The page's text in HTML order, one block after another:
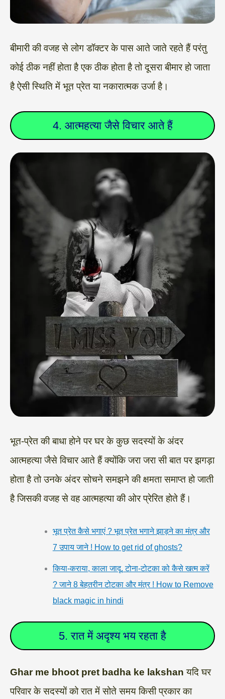
बीमारी की वजह से लोग डॉक्टर के पास आते जाते रहते हैं परंतु
कोई ठीक नहीं होता है एक ठीक होता है तो दूसरा बीमार हो जाता
है ऐसी स्थिति में भूत प्रेत या नकारात्मक उर्जा है।
4. आत्महत्या जैसे विचार आते हैं
भूत-प्रेत की बाधा होने पर घर के कुछ सदस्यों के अंदर
आत्महत्या जैसे विचार आते हैं क्योंकि जरा जरा सी बात पर झगड़ा
होता है तो उनके अंदर सोचने समझने की क्षमता समाप्त हो जाती
है जिसकी वजह से वह आत्महत्या की ओर प्रेरित होते हैं।
भूत प्रेत कैसे भगाएं ? भूत प्रेत भगाने झाड़ने का मंत्र और
7 उपाय जाने ! How to get rid of ghosts?
किया-कराया, काला जादू, टोना-टोटका को कैसे खत्म करें
? जाने 8 बेहतरीन टोटका और मंत्र ! How to Remove
black magic in hindi
5. रात में अदृश्य भय रहता है
Ghar me bhoot pret badha ke lakshanयदि घर
परिवार के सदस्यों को रात में सोते समय किसी प्रकार का